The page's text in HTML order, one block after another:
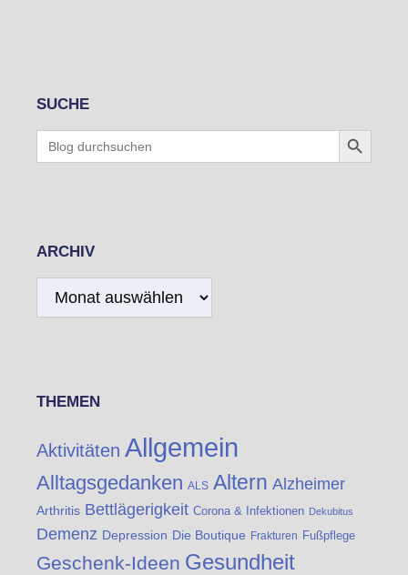
SUCHE
Search
for:
Search Button
ARCHIV
THEMEN
Aktivitäten Allgemein
Alltagsgedanken ALS Altern Alzheimer
Arthritis Bettlägerigkeit Corona & Infektionen Dekubitus
Demenz Depression Die Boutique Frakturen Fußpflege
Geschenk-Ideen Gesundheit